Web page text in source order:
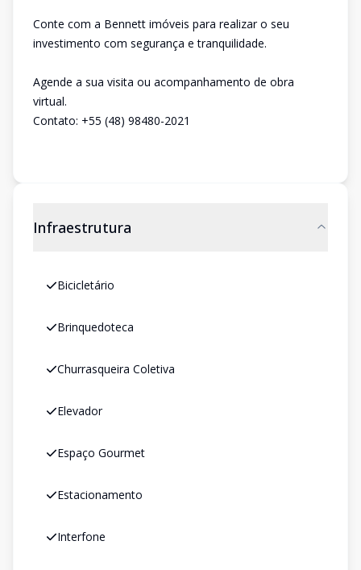
Conte com a Bennett imóveis para realizar o seu
investimento com segurança e tranquilidade.
Agende a sua visita ou acompanhamento de obra
virtual.
Contato: +55 (48) 98480-2021
Infraestrutura
Bicicletário
Brinquedoteca
Churrasqueira Coletiva
Elevador
Espaço Gourmet
Estacionamento
Interfone